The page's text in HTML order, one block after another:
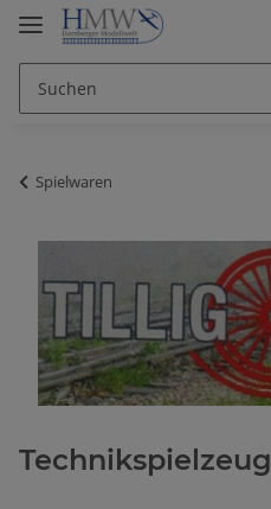
Spielwaren
Technikspielzeug